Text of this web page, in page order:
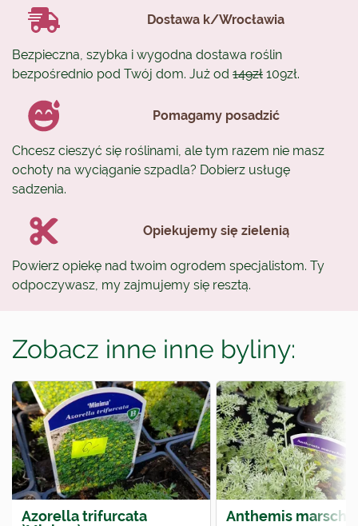
Dostawa k/Wrocławia
Bezpieczna, szybka i wygodna dostawa roślin
bezpośrednio pod Twój dom. Już od 149zł 109zł.
Pomagamy posadzić
Chcesz cieszyć się roślinami, ale tym razem nie masz
ochoty na wyciąganie szpadla? Dobierz usługę
sadzenia.
Opiekujemy się zielenią
Powierz opiekę nad twoim ogrodem specjalistom. Ty
odpoczywasz, my zajmujemy się resztą.
Zobacz inne inne byliny:
Azorella trifurcata
Anthemis